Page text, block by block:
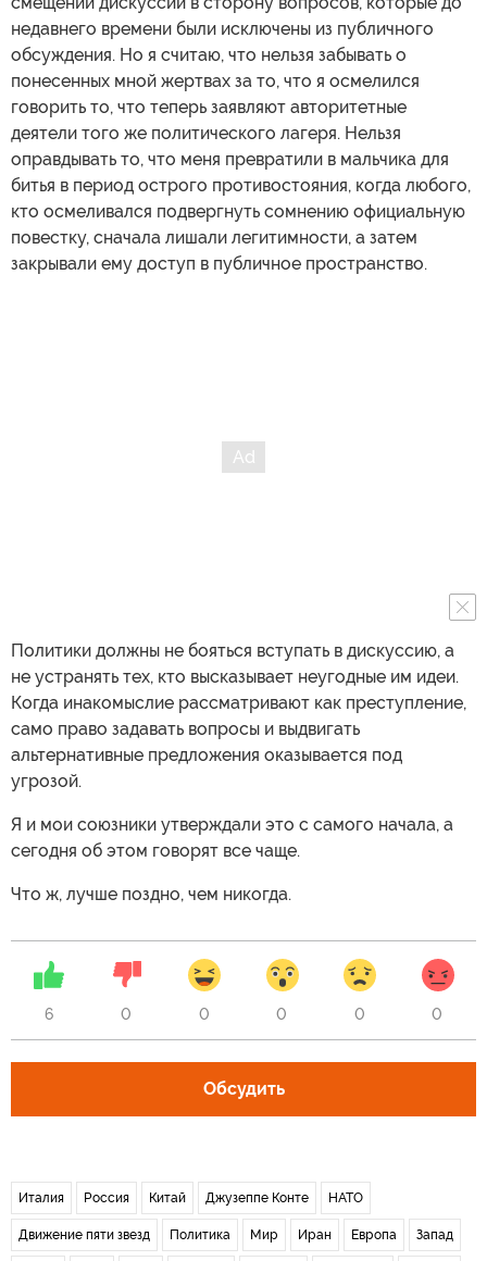
недавнего времени были исключены из публичного
обсуждения. Но я считаю, что нельзя забывать о
понесенных мной жертвах за то, что я осмелился
говорить то, что теперь заявляют авторитетные
деятели того же политического лагеря. Нельзя
оправдывать то, что меня превратили в мальчика для
битья в период острого противостояния, когда любого,
кто осмеливался подвергнуть сомнению официальную
повестку, сначала лишали легитимности, а затем
закрывали ему доступ в публичное пространство.
Политики должны не бояться вступать в дискуссию, а
не устранять тех, кто высказывает неугодные им идеи.
Когда инакомыслие рассматривают как преступление,
само право задавать вопросы и выдвигать
альтернативные предложения оказывается под
угрозой.
Я и мои союзники утверждали это с самого начала, а
сегодня об этом говорят все чаще.
Что ж, лучше поздно, чем никогда.
6 0 0 0 0 0
Обсудить
Италия Россия Китай Джузеппе Конте НАТО
Движение пяти звезд Политика Мир Иран Европа Запад